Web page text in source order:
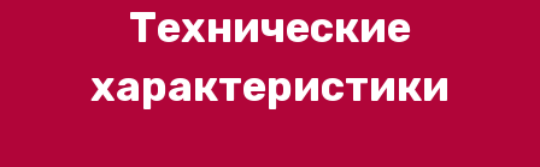
Технические
характеристики